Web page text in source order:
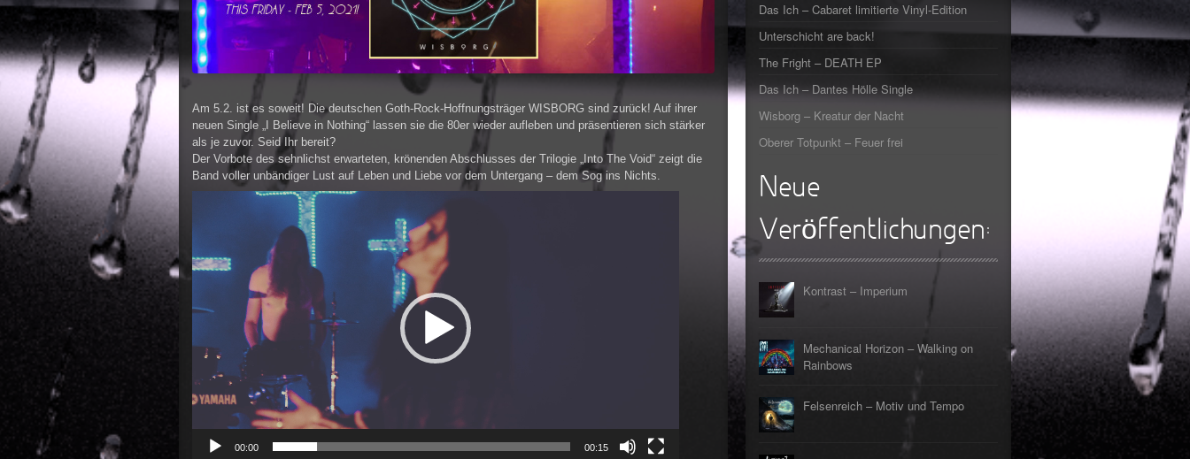
►
►
►
Am 5.2. ist es soweit! Die deutschen Goth-Rock-Hoffnungsträger WISBORG sind zurück! Auf ihrer
neuen Single „I Believe in Nothing“ lassen sie die 80er wieder aufleben und präsentieren sich stärker
als je zuvor. Seid Ihr bereit?
Der Vorbote des sehnlichst erwarteten, krönenden Abschlusses der Trilogie „Into The Void“ zeigt die
Band voller unbändiger Lust auf Leben und Liebe vor dem Untergang – dem Sog ins Nichts.
00:00 00:15
Das Ich – Cabaret limitierte Vinyl-Edition
Unterschicht are back!
The Fright – DEATH EP
Das Ich – Dantes Hölle Single
Wisborg – Kreatur der Nacht
Oberer Totpunkt – Feuer frei
Neue
Veröffentlichungen:
Kontrast – Imperium
Mechanical Horizon – Walking on
Rainbows
Felsenreich – Motiv und Tempo